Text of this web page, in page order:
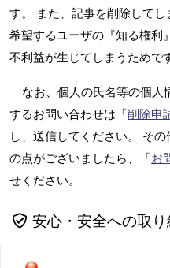
す。 また、記事を削除して
希望するユーザの『知る権利
不利益が生じてしまうためで
なお、個人の氏名等の個人
するお問い合わせは「削除申
し、送信してください。 そ
の点がございましたら、「お
せください。
安心・安全への取り